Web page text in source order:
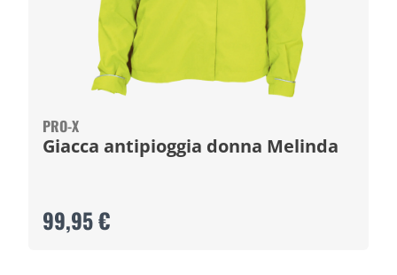
PRO-X
Giacca antipioggia donna Melinda
99,95 €